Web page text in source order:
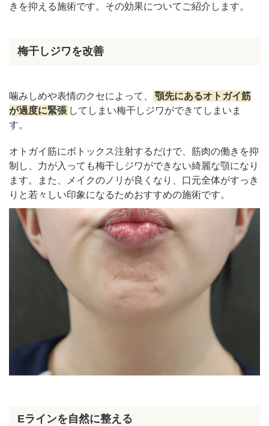
きを抑える施術です。その効果についてご紹介します。
梅干しジワを改善
噛みしめや表情のクセによって、
顎先にあるオトガイ筋
が過度に緊張 してしまい梅干しジワができてしまいま
す。
オトガイ筋にボトックス注射するだけで、筋肉の働きを抑
制し、力が入っても梅干しジワができない綺麗な顎になり
ます。また、メイクのノリが良くなり、口元全体がすっき
りと若々しい印象になるためおすすめの施術です。
Eラインを自然に整える